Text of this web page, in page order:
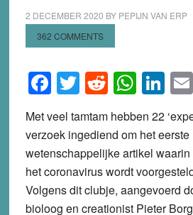
2 DECEMBER 2020 BY PEPIJN VAN ERP
362 COMMENTS
Facebook
Twitter
Reddit
Met veel tamtam hebben 22
verzoek ingediend om het eerste
wetenschappelijke artikel
het coronavirus wordt
Volgens dit clubje, aangevoerd
bioloog en creationist Pieter